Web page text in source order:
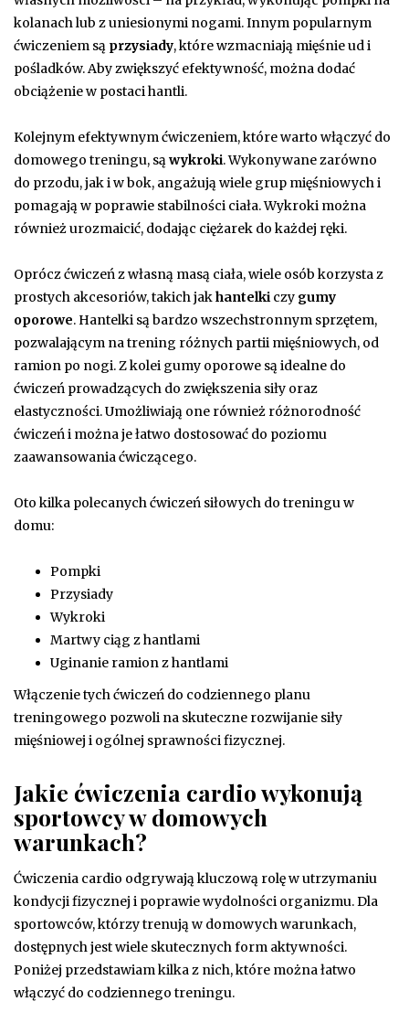
kolanach lub z uniesionymi nogami. Innym popularnym
ćwiczeniem są przysiady, które wzmacniają mięśnie ud i
pośladków. Aby zwiększyć efektywność, można dodać
obciążenie w postaci hantli.
Kolejnym efektywnym ćwiczeniem, które warto włączyć do
domowego treningu, sąwykroki. Wykonywane zarówno
do przodu, jak i w bok, angażują wiele grup mięśniowych i
pomagają w poprawie stabilności ciała. Wykroki można
również urozmaicić, dodając ciężarek do każdej ręki.
Oprócz ćwiczeń z własną masą ciała, wiele osób korzysta z
prostych akcesoriów, takich jakhantelki czy gumy
oporowe. Hantelki są bardzo wszechstronnym sprzętem,
pozwalającym na trening różnych partii mięśniowych, od
ramion po nogi. Z kolei gumy oporowe są idealne do
ćwiczeń prowadzących do zwiększenia siły oraz
elastyczności. Umożliwiają one również różnorodność
ćwiczeń i można je łatwo dostosować do poziomu
zaawansowania ćwiczącego.
Oto kilka polecanych ćwiczeń siłowych do treningu w
domu:
Pompki
Przysiady
Wykroki
Martwy ciąg z hantlami
Uginanie ramion z hantlami
Włączenie tych ćwiczeń do codziennego planu
treningowego pozwoli na skuteczne rozwijanie siły
mięśniowej i ogólnej sprawności fizycznej.
Jakie ćwiczenia cardio wykonują
sportowcy w domowych
warunkach?
Ćwiczenia cardio odgrywają kluczową rolę w utrzymaniu
kondycji fizycznej i poprawie wydolności organizmu. Dla
sportowców, którzy trenują w domowych warunkach,
dostępnych jest wiele skutecznych form aktywności.
Poniżej przedstawiam kilka z nich, które można łatwo
włączyć do codziennego treningu.